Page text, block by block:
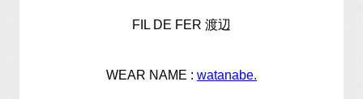
FIL DE FER 渡辺
WEAR NAME : watanabe.